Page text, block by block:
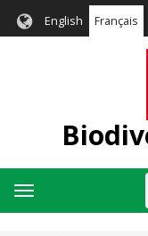
English Français
Toggle
navigation